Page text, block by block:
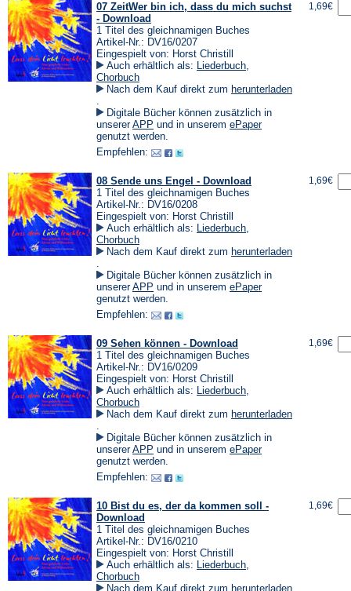
07 ZeitWer bin ich, dass du mich suchst
- Download
1 Titel des gleichnamigen Buches
Artikel-Nr.: DV16/0207
Eingespielt von: Horst Christill
Auch erhältlich als: Liederbuch,
Chorbuch
Nach dem Kauf direkt zum herunterladen
in
einem
neuen
Tab)
.
Digitale Bücher können zusätzlich in
unsererAPP (Öffnet
in
neuen
und in unserem ePaper(Öffnet
genutzt werden.
Empfehlen:
1,69€
08 Sende uns Engel - Download
1 Titel des gleichnamigen Buches
Artikel-Nr.: DV16/0208
Eingespielt von: Horst Christill
Auch erhältlich als: Liederbuch,
Chorbuch
Nach dem Kauf direkt zum herunterladen
in
einem
neuen
Tab)
.
Digitale Bücher können zusätzlich in
unsererAPP (Öffnet
in
neuen
und in unserem ePaper(Öffnet
genutzt werden.
Empfehlen:
1,69€
09 Sehen können - Download
1 Titel des gleichnamigen Buches
Artikel-Nr.: DV16/0209
Eingespielt von: Horst Christill
Auch erhältlich als: Liederbuch,
Chorbuch
Nach dem Kauf direkt zum herunterladen
in
einem
neuen
Tab)
.
Digitale Bücher können zusätzlich in
unsererAPP (Öffnet
in
neuen
und in unserem ePaper(Öffnet
genutzt werden.
Empfehlen:
1,69€
10 Bist du es, der da kommen soll -
Download
1 Titel des gleichnamigen Buches
Artikel-Nr.: DV16/0210
Eingespielt von: Horst Christill
Auch erhältlich als: Liederbuch,
Chorbuch
Nach dem Kauf direkt zum herunterladen
1,69€